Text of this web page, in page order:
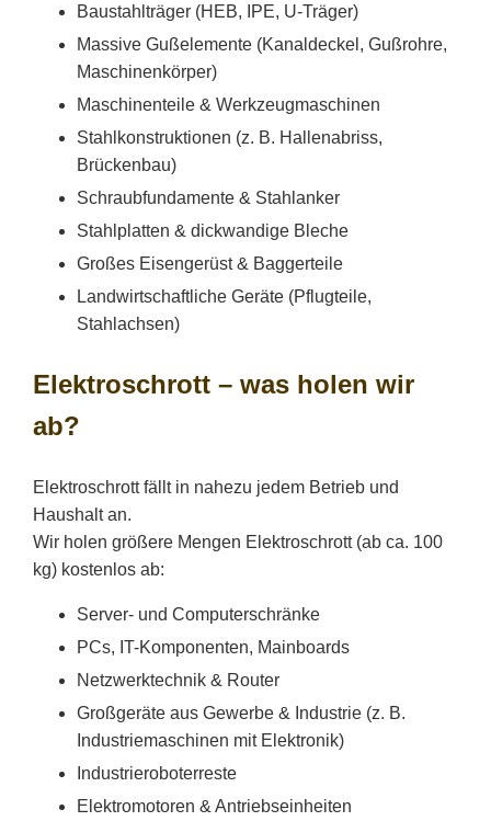
Baustahlträger (HEB, IPE, U-Träger)
Massive Gußelemente (Kanaldeckel, Gußrohre,
Maschinenkörper)
Maschinenteile & Werkzeugmaschinen
Stahlkonstruktionen (z. B. Hallenabriss,
Brückenbau)
Schraubfundamente & Stahlanker
Stahlplatten & dickwandige Bleche
Großes Eisengerüst & Baggerteile
Landwirtschaftliche Geräte (Pflugteile,
Stahlachsen)
Elektroschrott – was holen wir
ab?
Elektroschrott fällt in nahezu jedem Betrieb und
Haushalt an.
Wir holen größere Mengen Elektroschrott (ab ca. 100
kg) kostenlos ab:
Server- und Computerschränke
PCs, IT-Komponenten, Mainboards
Netzwerktechnik & Router
Großgeräte aus Gewerbe & Industrie (z. B.
Industriemaschinen mit Elektronik)
Industrieroboterreste
Elektromotoren & Antriebseinheiten